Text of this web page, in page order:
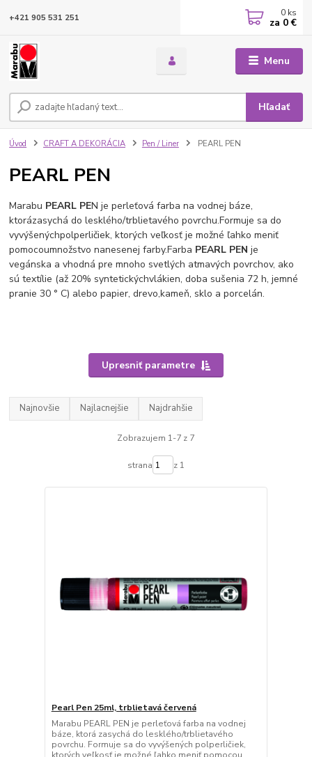
Menu
Hľadať
+421 905 531 251 0 ks
za 0 €
Úvod CRAFT A DEKORÁCIA Pen / Liner PEARL PEN
PEARL PEN
Marabu PEARL PEN je perleťová farba na vodnej báze,
ktorázasychá do lesklého/trblietavého povrchu.Formuje sa do
vyvýšenýchpolperličiek, ktorých veľkosť je možné ľahko meniť
pomocoumnožstvo nanesenej farby.Farba PEARL PEN je
vegánska a vhodná pre mnoho svetlých atmavých povrchov, ako
sú textílie (až 20% syntetickýchvlákien, doba sušenia 72 h, jemné
pranie 30 ° C) alebo papier, drevo,kameň, sklo a porcelán.
Upresniť parametre
Najnovšie Najlacnejšie Najdrahšie
Zobrazujem 1-7 z 7
strana z 1
Pearl Pen 25ml, trblietavá červená
Marabu PEARL PEN je perleťová farba na vodnej
báze, ktorá zasychá do lesklého/trblietavého
povrchu. Formuje sa do vyvýšených polperličiek,